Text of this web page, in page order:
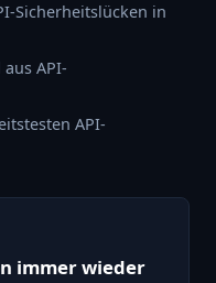
Sicherheitslücken in
API-
API-
immer wieder